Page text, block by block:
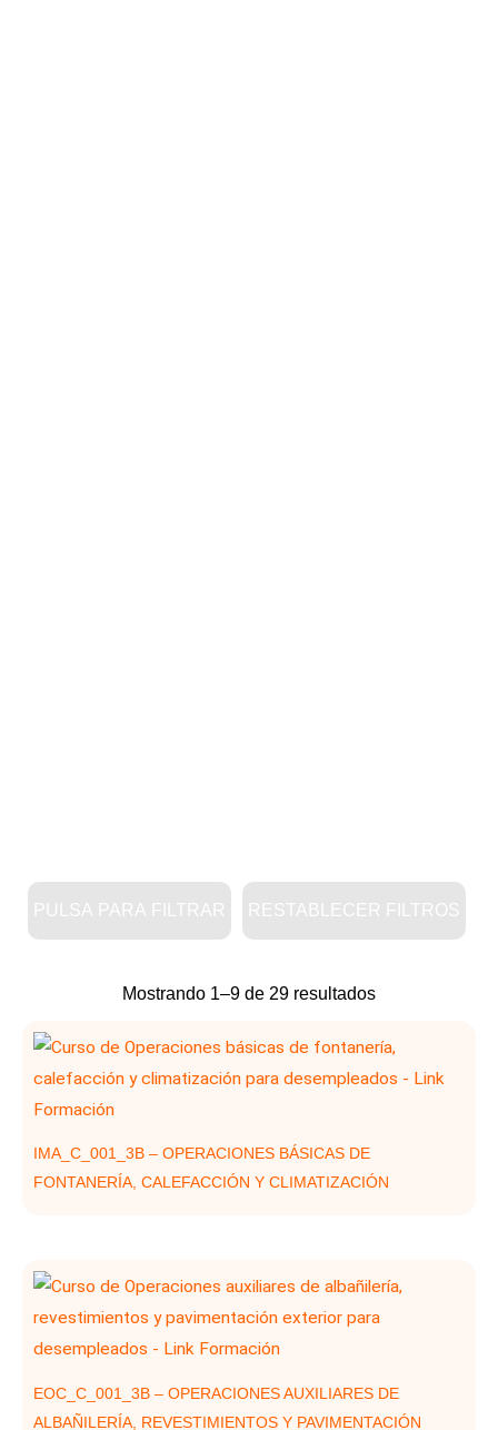
PULSA PARA FILTRAR RESTABLECER FILTROS
Mostrando 1–9 de 29 resultadosOrdenado
últimos
IMA_C_001_3B – OPERACIONES BÁSICAS DE
FONTANERÍA, CALEFACCIÓN Y CLIMATIZACIÓN
EOC_C_001_3B – OPERACIONES AUXILIARES DE
ALBAÑILERÍA, REVESTIMIENTOS Y PAVIMENTACIÓN